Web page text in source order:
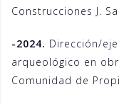
Construcciones J.
-2024. Dirección/
arqueológico en
Comunidad de